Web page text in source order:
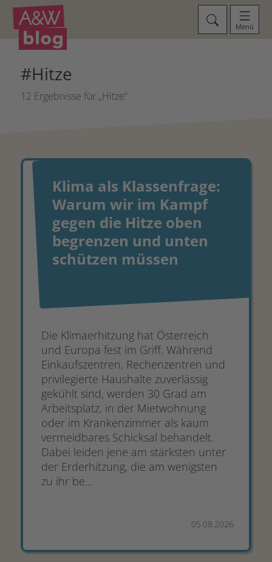
Menü
#Hitze
12 Ergebnisse für „Hitze“
Klima als Klassenfrage:
Warum wir im Kampf
gegen die Hitze oben
begrenzen und unten
schützen müssen
Die Klimaerhitzung hat Österreich
und Europa fest im Griff. Während
Einkaufszentren, Rechenzentren und
privilegierte Haushalte zuverlässig
gekühlt sind, werden 30 Grad am
Arbeitsplatz, in der Mietwohnung
oder im Krankenzimmer als kaum
vermeidbares Schicksal behandelt.
Dabei leiden jene am stärksten unter
der Erderhitzung, die am wenigsten
zu ihr be...
05.08.2026